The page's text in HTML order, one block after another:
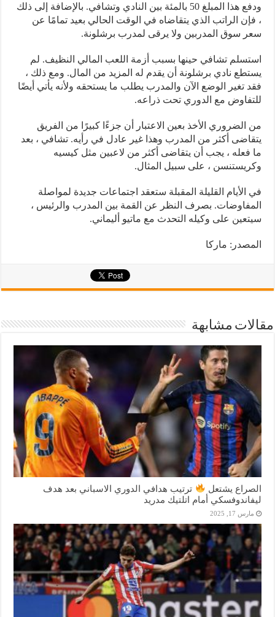
ودفع هذا المبلغ 50 بالمئة بين النادي وتشافي. بالإضافة إلى ذلك
، فإن الراتب الذي يتقاضاه في الوقت الحالي بعيد تمامًا عن
سعر سوق المدربين ولا يرقى لمدرب برشلونة.
استسلم تشافي حينها بسبب أزمة اللعب المالي النظيف. لم
يستطع نادي برشلونة أن يقدم له المزيد من المال. ومع ذلك ،
فقد تغير الوضع الآن والمدرب يطلب ما يستحقه ولأنه يأتي أيضًا
للتفاوض مع الدوري تحت ذراعه.
من الضروري الأخذ بعين الاعتبار أن جزءًا كبيرًا من الفريق
يتقاضى أكثر من المدرب وهذا غير عادل في رأيه. تشافي ، بعد
ما فعله ، يجب أن يتقاضى أكثر من لاعبين مثل كيسيه
وكريستنسن ، على سبيل المثال.
في الأيام القليلة المقبلة ستعقد اجتماعات جديدة لمواصلة
المفاوضات. بصرف النظر عن القمة بين المدرب والرئيس ،
سيتعين على وكيله التحدث مع ماتيو أليماني.
المصدر: ماركا
مقالات مشابهة
الصراع يشتعل
ترتيب هدافي الدوري الاسباني بعد هدف
ليفاندوفسكي أمام اتلتيك مدريد
مارس 17, 2025